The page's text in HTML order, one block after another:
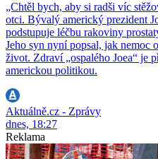
„Chtěl bych, aby si radši víc
otci. Bývalý americký prezident
podstupuje léčbu rakoviny
Jeho syn nyní popsal, jak nemoc
život. Zdraví „ospalého Joea“ je
americkou politikou.
Aktuálně.cz - Zprávy
dnes, 18:27
Reklama